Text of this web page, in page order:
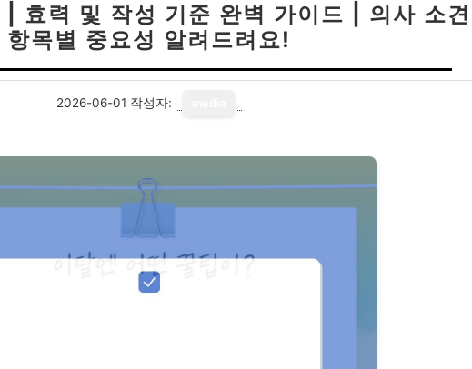
| 효력 및 작성 기준 완벽 가이드 | 의사 소견
항목별 중요성 알려드려요!
2026-06-01 작성자: